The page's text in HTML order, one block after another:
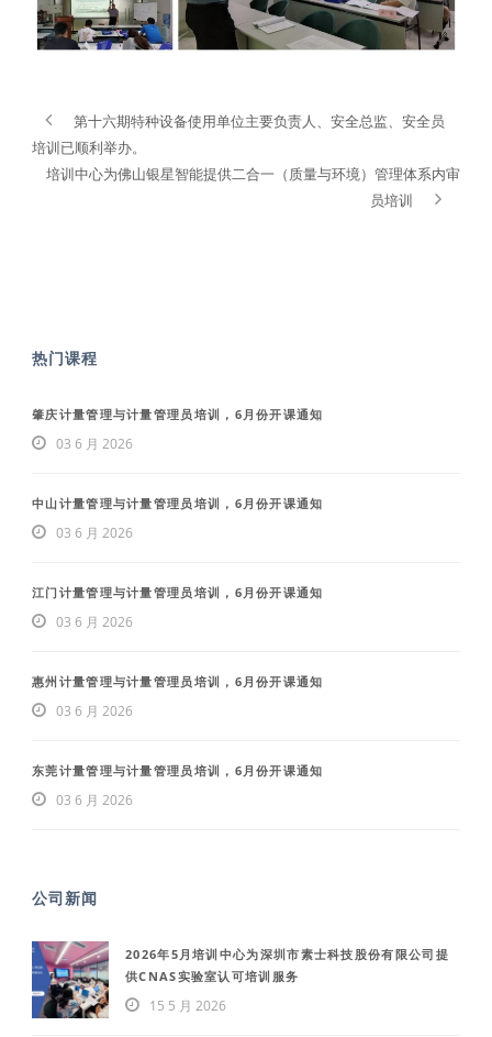
第十六期特种设备使用单位主要负责人、安全总监、安全员
培训已顺利举办。
培训中心为佛山银星智能提供二合一（质量与环境）管理体系内审
员培训
热门课程
肇庆计量管理与计量管理员培训，6月份开课通知
03 6 月 2026
中山计量管理与计量管理员培训，6月份开课通知
03 6 月 2026
江门计量管理与计量管理员培训，6月份开课通知
03 6 月 2026
惠州计量管理与计量管理员培训，6月份开课通知
03 6 月 2026
东莞计量管理与计量管理员培训，6月份开课通知
03 6 月 2026
公司新闻
2026年5月培训中心为深圳市素士科技股份有限公司提
供CNAS实验室认可培训服务
15 5 月 2026